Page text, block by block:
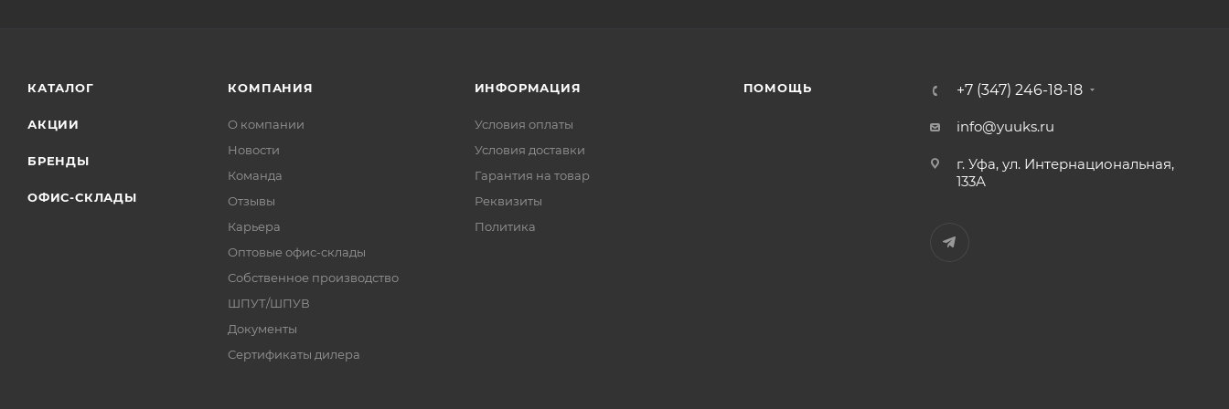
КАТАЛОГ
АКЦИИ
БРЕНДЫ
ОФИС-СКЛАДЫ
КОМПАНИЯ
О компании
Новости
Команда
Отзывы
Карьера
Оптовые офис-склады
Собственное производство
ШПУТ/ШПУВ
Документы
Сертификаты дилера
ИНФОРМАЦИЯ
Условия оплаты
Условия доставки
Гарантия на товар
Реквизиты
Политика
ПОМОЩЬ +7 (347) 246-18-18
info@yuuks.ru
г. Уфа, ул. Интернациональная,
133А